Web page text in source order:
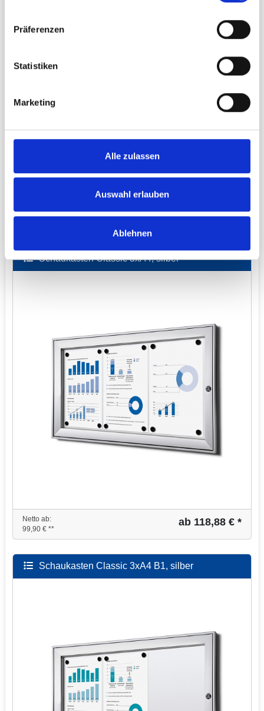
Präferenzen
Statistiken
Marketing
Alle zulassen
Auswahl erlauben
Ablehnen
Netto ab:
ab 130,78 € *
Schaukasten Classic 3xA4, silber
Netto ab:
99,90 € **
ab 118,88 € *
Schaukasten Classic 3xA4 B1, silber